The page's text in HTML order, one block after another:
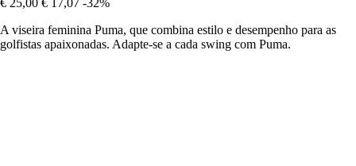
€ 25,00 € 17,07 -32%
A viseira feminina Puma, que combina estilo e desempenho para as
golfistas apaixonadas. Adapte-se a cada swing com Puma.